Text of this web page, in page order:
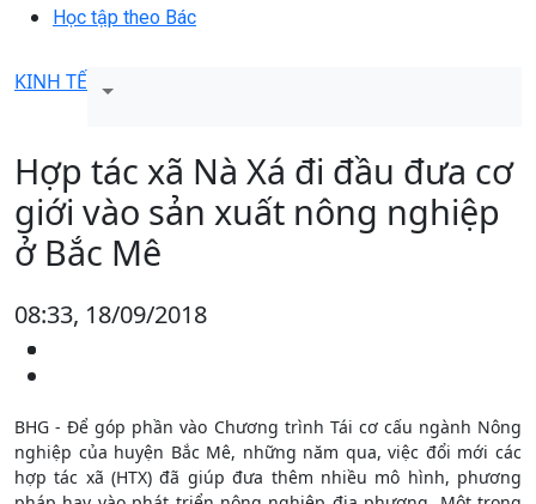
Học tập theo Bác
KINH TẾ
Hợp tác xã Nà Xá đi đầu đưa cơ
giới vào sản xuất nông nghiệp
ở Bắc Mê
08:33, 18/09/2018
BHG - Để góp phần vào Chương trình Tái cơ cấu ngành Nông
nghiệp của huyện Bắc Mê, những năm qua, việc đổi mới các
hợp tác xã (HTX) đã giúp đưa thêm nhiều mô hình, phương